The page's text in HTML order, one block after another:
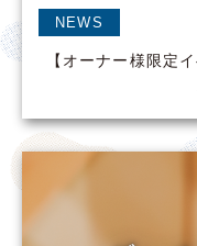
NEWS
【オーナー様限定